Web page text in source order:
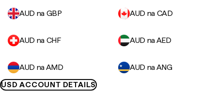
AUD na GBP AUD na CAD
AUD na CHF AUD na AED
AUD na AMD
AUD na ANG
USD ACCOUNT DETAILS